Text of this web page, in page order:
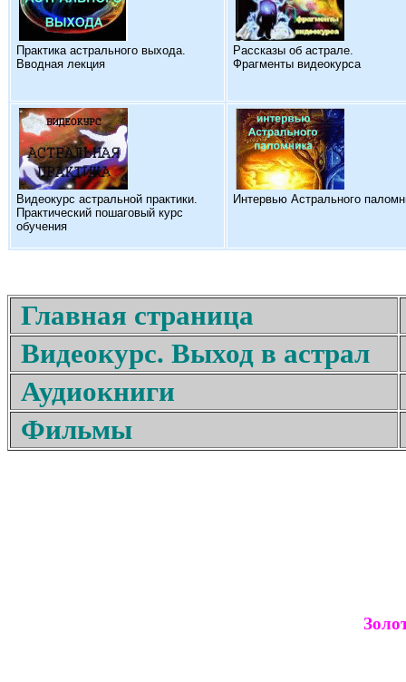
Практика астрального выхода.
Вводная лекция
Рассказы об астрале.
Фрагменты видеокурса
Видеокурс астральной практики.
Практический пошаговый курс
обучения
Интервью Астрального
Главная страница
Видеокурс. Выход в астрал
Аудиокниги
Фильмы